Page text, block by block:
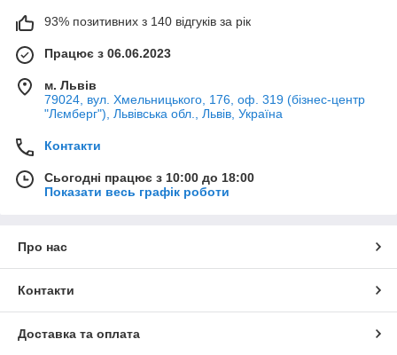
93% позитивних з 140 відгуків за рік
Працює з 06.06.2023
м. Львів
79024, вул. Хмельницького, 176, оф. 319 (бізнес-центр
"Лємберг"), Львівська обл., Львів, Україна
Контакти
Сьогодні працює з 10:00 до 18:00
Показати весь графік роботи
Про нас
Контакти
Доставка та оплата